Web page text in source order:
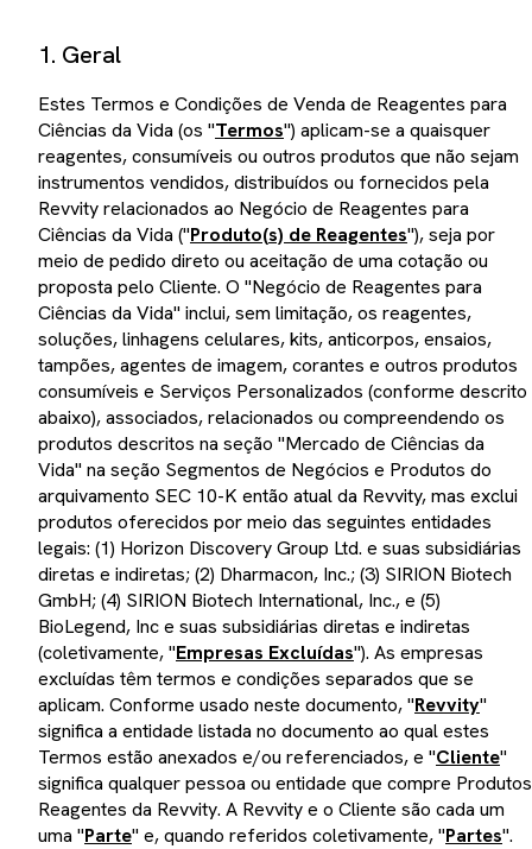
1. Geral
Estes Termos e Condições de Venda de Reagentes para
Ciências da Vida (os "Termos") aplicam-se a quaisquer
reagentes, consumíveis ou outros produtos que não sejam
instrumentos vendidos, distribuídos ou fornecidos pela
Revvity relacionados ao Negócio de Reagentes para
Ciências da Vida ("Produto(s) de Reagentes"), seja por
meio de pedido direto ou aceitação de uma cotação ou
proposta pelo Cliente. O "Negócio de Reagentes para
Ciências da Vida" inclui, sem limitação, os reagentes,
soluções, linhagens celulares, kits, anticorpos, ensaios,
tampões, agentes de imagem, corantes e outros produtos
consumíveis e Serviços Personalizados (conforme descrito
abaixo), associados, relacionados ou compreendendo os
produtos descritos na seção "Mercado de Ciências da
Vida" na seção Segmentos de Negócios e Produtos do
arquivamento SEC 10-K então atual da Revvity, mas exclui
produtos oferecidos por meio das seguintes entidades
legais: (1) Horizon Discovery Group Ltd. e suas subsidiárias
diretas e indiretas; (2) Dharmacon, Inc.; (3) SIRION Biotech
GmbH; (4) SIRION Biotech International, Inc., e (5)
BioLegend, Inc e suas subsidiárias diretas e indiretas
(coletivamente, "Empresas Excluídas"). As empresas
excluídas têm termos e condições separados que se
aplicam. Conforme usado neste documento, "Revvity"
significa a entidade listada no documento ao qual estes
Termos estão anexados e/ou referenciados, e "Cliente"
significa qualquer pessoa ou entidade que compre Produtos
Reagentes da Revvity. A Revvity e o Cliente são cada um
uma "Parte" e, quando referidos coletivamente, "Partes".